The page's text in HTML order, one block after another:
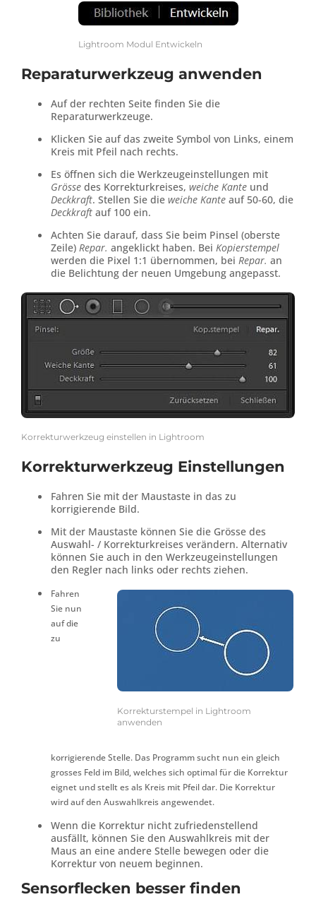
Lightroom Modul Entwickeln
Reparaturwerkzeug anwenden
Auf der rechten Seite finden Sie die
Reparaturwerkzeuge.
Klicken Sie auf das zweite Symbol von Links, einem
Kreis mit Pfeil nach rechts.
Es öffnen sich die Werkzeugeinstellungen mit
Grösse des Korrekturkreises, weiche Kante und
Deckkraft. Stellen Sie die weiche Kante auf 50-60, die
Deckkraft auf 100 ein.
Achten Sie darauf, dass Sie beim Pinsel (oberste
Zeile) Repar. angeklickt haben. Bei Kopierstempel
werden die Pixel 1:1 übernommen, bei Repar. an
die Belichtung der neuen Umgebung angepasst.
Korrekturwerkzeug einstellen in Lightroom
Korrekturwerkzeug Einstellungen
Fahren Sie mit der Maustaste in das zu
korrigierende Bild.
Mit der Maustaste können Sie die Grösse des
Auswahl- / Korrekturkreises verändern. Alternativ
können Sie auch in den Werkzeugeinstellungen
den Regler nach links oder rechts ziehen.
Korrekturstempel in Lightroom
anwenden
Fahren
Sie nun
auf die
zu
korrigierende Stelle. Das Programm sucht nun ein gleich
grosses Feld im Bild, welches sich optimal für die Korrektur
eignet und stellt es als Kreis mit Pfeil dar. Die Korrektur
wird auf den Auswahlkreis angewendet.
Wenn die Korrektur nicht zufriedenstellend
ausfällt, können Sie den Auswahlkreis mit der
Maus an eine andere Stelle bewegen oder die
Korrektur von neuem beginnen.
Sensorflecken besser finden